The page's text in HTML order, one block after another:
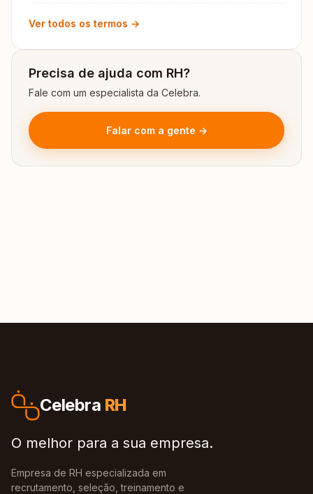
Ver todos os termos →
Precisa de ajuda com RH?
Fale com um especialista da Celebra.
Falar com a gente →
Celebra RH
O melhor para a sua empresa.
Empresa de RH especializada em
recrutamento, seleção, treinamento e